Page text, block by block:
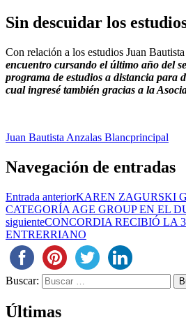
Sin descuidar los
Con relación a los estudios Juan
encuentro cursando el último año del
programa de estudios a distancia para
cual ingresé también gracias a la
Juan Bautista Anzalas Blancprincipal
Navegación de entradas
Entrada anteriorKAREN ZAGURSKI
CATEGORÍA AGE GROUP EN EL
siguienteCONCORDIA RECIBIÓ LA
ENTRERRIANO
Buscar:
Últimas